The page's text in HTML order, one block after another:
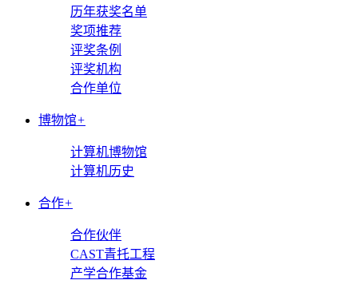
历年获奖名单
奖项推荐
评奖条例
评奖机构
合作单位
博物馆+
计算机博物馆
计算机历史
合作+
合作伙伴
CAST青托工程
产学合作基金